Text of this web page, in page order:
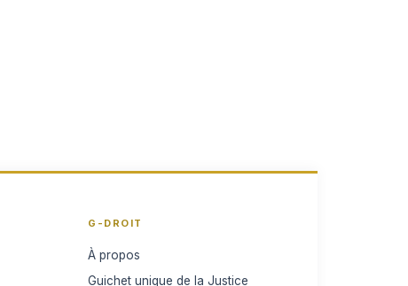
G-DROIT
À propos
Guichet unique de la Justice